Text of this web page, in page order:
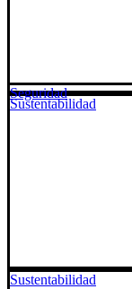
Sustentabilidad
Sustentabilidad
Seguridad